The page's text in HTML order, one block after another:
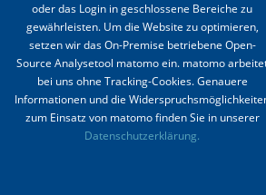
Stellenmarkt
Kongresskalender
Kontakt | Impressum | Datenschutz |
oder das Login in geschlossene Bereiche zu
gewährleisten. Um die Website zu optimieren,
setzen wir das On-Premise betriebene Open-
Source Analysetool matomo ein. matomo
bei uns ohne Tracking-Cookies. Genauere
Informationen und die
zum Einsatz von matomo finden Sie in unserer
Datenschutzerklärung.